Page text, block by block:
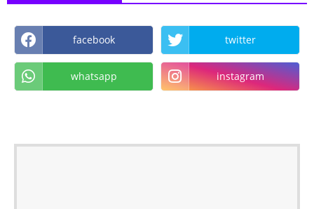
facebook twitter
whatsapp instagram